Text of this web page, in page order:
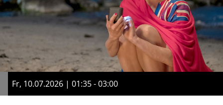
Fr, 10.07.2026 | 01:35 - 03:00